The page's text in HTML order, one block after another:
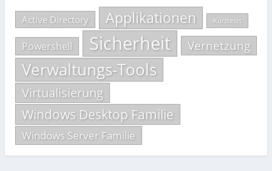
Active Directory Applikationen Kurztests
Powershell Sicherheit Vernetzung
Verwaltungs-Tools
Virtualisierung
Windows Desktop Familie
Windows Server Familie